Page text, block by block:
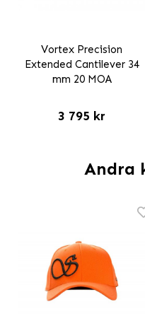
Vortex Precision
Extended Cantilever 34
mm 20 MOA
3 795 kr
Andra